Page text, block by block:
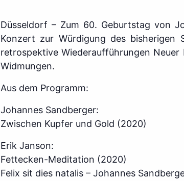
Düsseldorf – Zum 60. Geburtstag von
Konzert zur Würdigung des bisherigen
retrospektive Wiederaufführungen
Widmungen.
Aus dem Programm:
Johannes Sandberger:
Zwischen Kupfer und Gold (2020)
Erik Janson:
Fettecken-Meditation (2020)
Felix sit dies natalis – Johannes